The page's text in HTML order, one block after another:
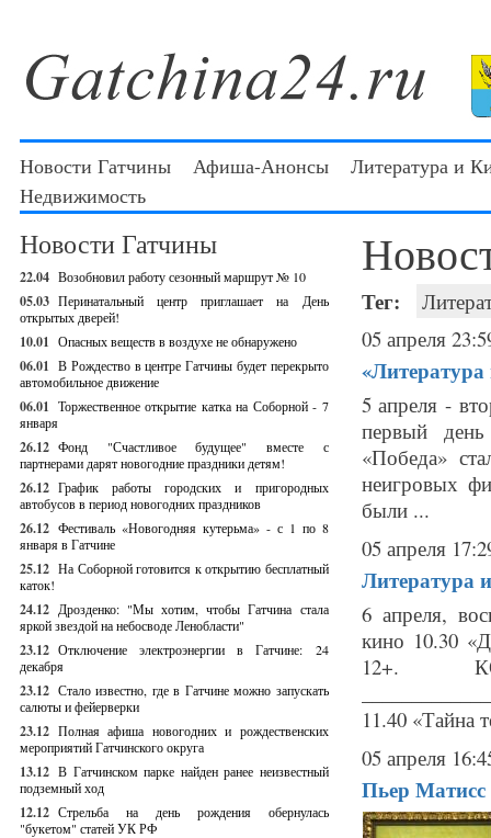
Новости Гатчины Афиша-Анонсы
Литература и
Недвижимость
Новости Гатчины
22.04 Возобновил работу сезонный маршрут № 10
05.03 Перинатальный центр приглашает на День
открытых дверей!
10.01 Опасных веществ в воздухе не обнаружено
06.01 В Рождество в центре Гатчины будет перекрыто
автомобильное движение
06.01 Торжественное открытие катка на Соборной - 7
января
26.12 Фонд "Счастливое будущее" вместе с
партнерами дарят новогодние праздники детям!
26.12 График работы городских и пригородных
автобусов в период новогодних праздников
26.12 Фестиваль «Новогодняя кутерьма» - с 1 по 8
января в Гатчине
25.12 На Соборной готовится к открытию бесплатный
каток!
24.12 Дрозденко: "Мы хотим, чтобы Гатчина стала
яркой звездой на небосводе Ленобласти"
23.12 Отключение электроэнергии в Гатчине: 24
декабря
23.12 Стало известно, где в Гатчине можно запускать
салюты и фейерверки
23.12 Полная афиша новогодних и рождественских
мероприятий Гатчинского округа
13.12 В Гатчинском парке найден ранее неизвестный
подземный ход
12.12 Стрельба на день рождения обернулась
"букетом" статей УК РФ
Тег:
05 апреля
5 апреля -
первый
«Победа»
неигровых
были ...
05 апреля
Литература
6 апреля,
кино 10.30
12+.
11.40 «Тайна
05 апреля
Пьер Матисс